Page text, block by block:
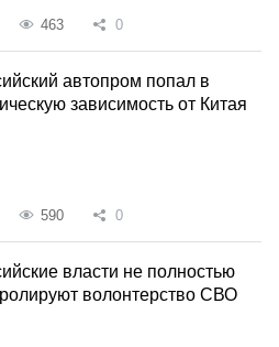
463 0
автопром попал в
зависимость от Китая
590 0
власти не полностью
волонтерство СВО